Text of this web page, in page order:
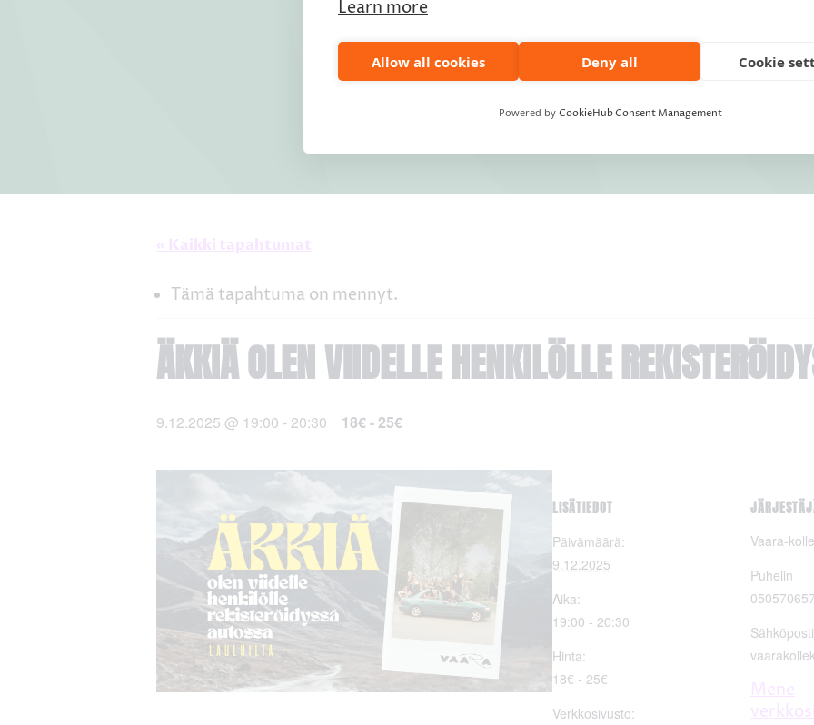
Learn more
Allow all cookies Deny all Cookie
Powered by CookieHub Consent Management
« Kaikki tapahtumat
Tämä tapahtuma on mennyt.
ÄKKIÄ OLEN VIIDELLE HENKILÖLLE
9.12.2025 @ 19:00 - 20:30 18€ - 25€
LISÄTIEDOT
Päivämäärä:
9.12.2025
Aika:
19:00 - 20:30
Hinta:
18€ - 25€
Verkkosivusto:
Vaara-
Puhelin
Sähköposti
Mene